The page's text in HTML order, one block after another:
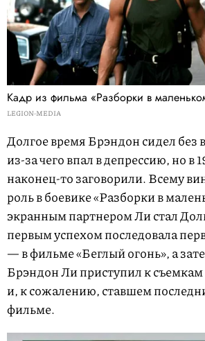
Кадр из фильма «Разборки в
LEGION-MEDIA
Долгое время Брэндон сидел без
из-за чего впал в депрессию, но в
наконец-то заговорили. Всему
роль в боевике «Разборки в
экранным партнером Ли стал
первым успехом последовала
— в фильме «Беглый огонь», а
Брэндон Ли приступил к съемкам
и, к сожалению, ставшем
фильме.